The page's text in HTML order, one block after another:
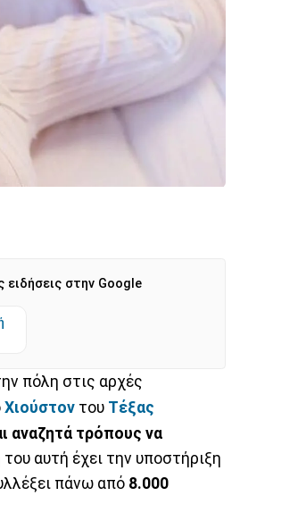
στην Google
πόλη στις αρχές
Χιούστον του Τέξας
αναζητά τρόπους να
αυτή έχει την υποστήριξη
πάνω από 8.000